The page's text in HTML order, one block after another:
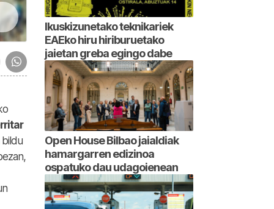
bildu
Ikuskizunetako teknikariek
EAEko hiru hiriburuetako
jaietan greba egingo dabe
Open House Bilbao jaialdiak
hamargarren edizinoa
ospatuko dau udagoienean